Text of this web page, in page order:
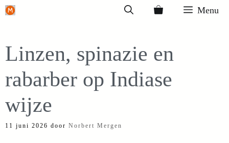
Ga
inhoud
Menu
Linzen, spinazie en
rabarber op Indiase
wijze
11 juni 2026 door Norbert Mergen